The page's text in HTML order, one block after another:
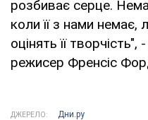
розбиває серце.
коли її з нами
оцінять її
режисер Френсіс
ДЖЕРЕЛО: Дни.ру